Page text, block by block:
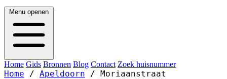
Menu openen
Home Gids Bronnen Blog Contact Zoek huisnummer
Home / Apeldoorn / Moriaanstraat